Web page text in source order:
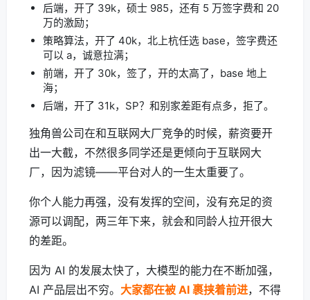
后端，开了 39k，硕士 985，还有 5 万签字费和 20
万的激励；
策略算法，开了 40k，北上杭任选 base，签字费还
可以 a，诚意拉满；
前端，开了 30k，签了，开的太高了，base 地上
海；
后端，开了 31k，SP？和别家差距有点多，拒了。
独角兽公司在和互联网大厂竞争的时候，薪资要开
出一大截，不然很多同学还是更倾向于互联网大
厂，因为滤镜——平台对人的一生太重要了。
你个人能力再强，没有发挥的空间，没有充足的资
源可以调配，两三年下来，就会和同龄人拉开很大
的差距。
因为 AI 的发展太快了，大模型的能力在不断加强，
AI 产品层出不穷。 大家都在被 AI 裹挟着前进，不得